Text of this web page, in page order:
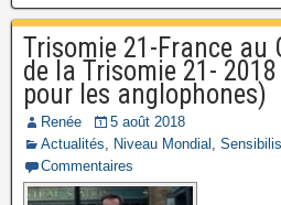
Trisomie 21-France au
de la Trisomie 21-
pour les anglophones)
Renée
5 août 2018
Actualités, Niveau Mondial ,
Commentaires
Six